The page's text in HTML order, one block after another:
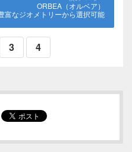
ORBEA（オルベア）
富なジオメトリーから選択可能
3 4